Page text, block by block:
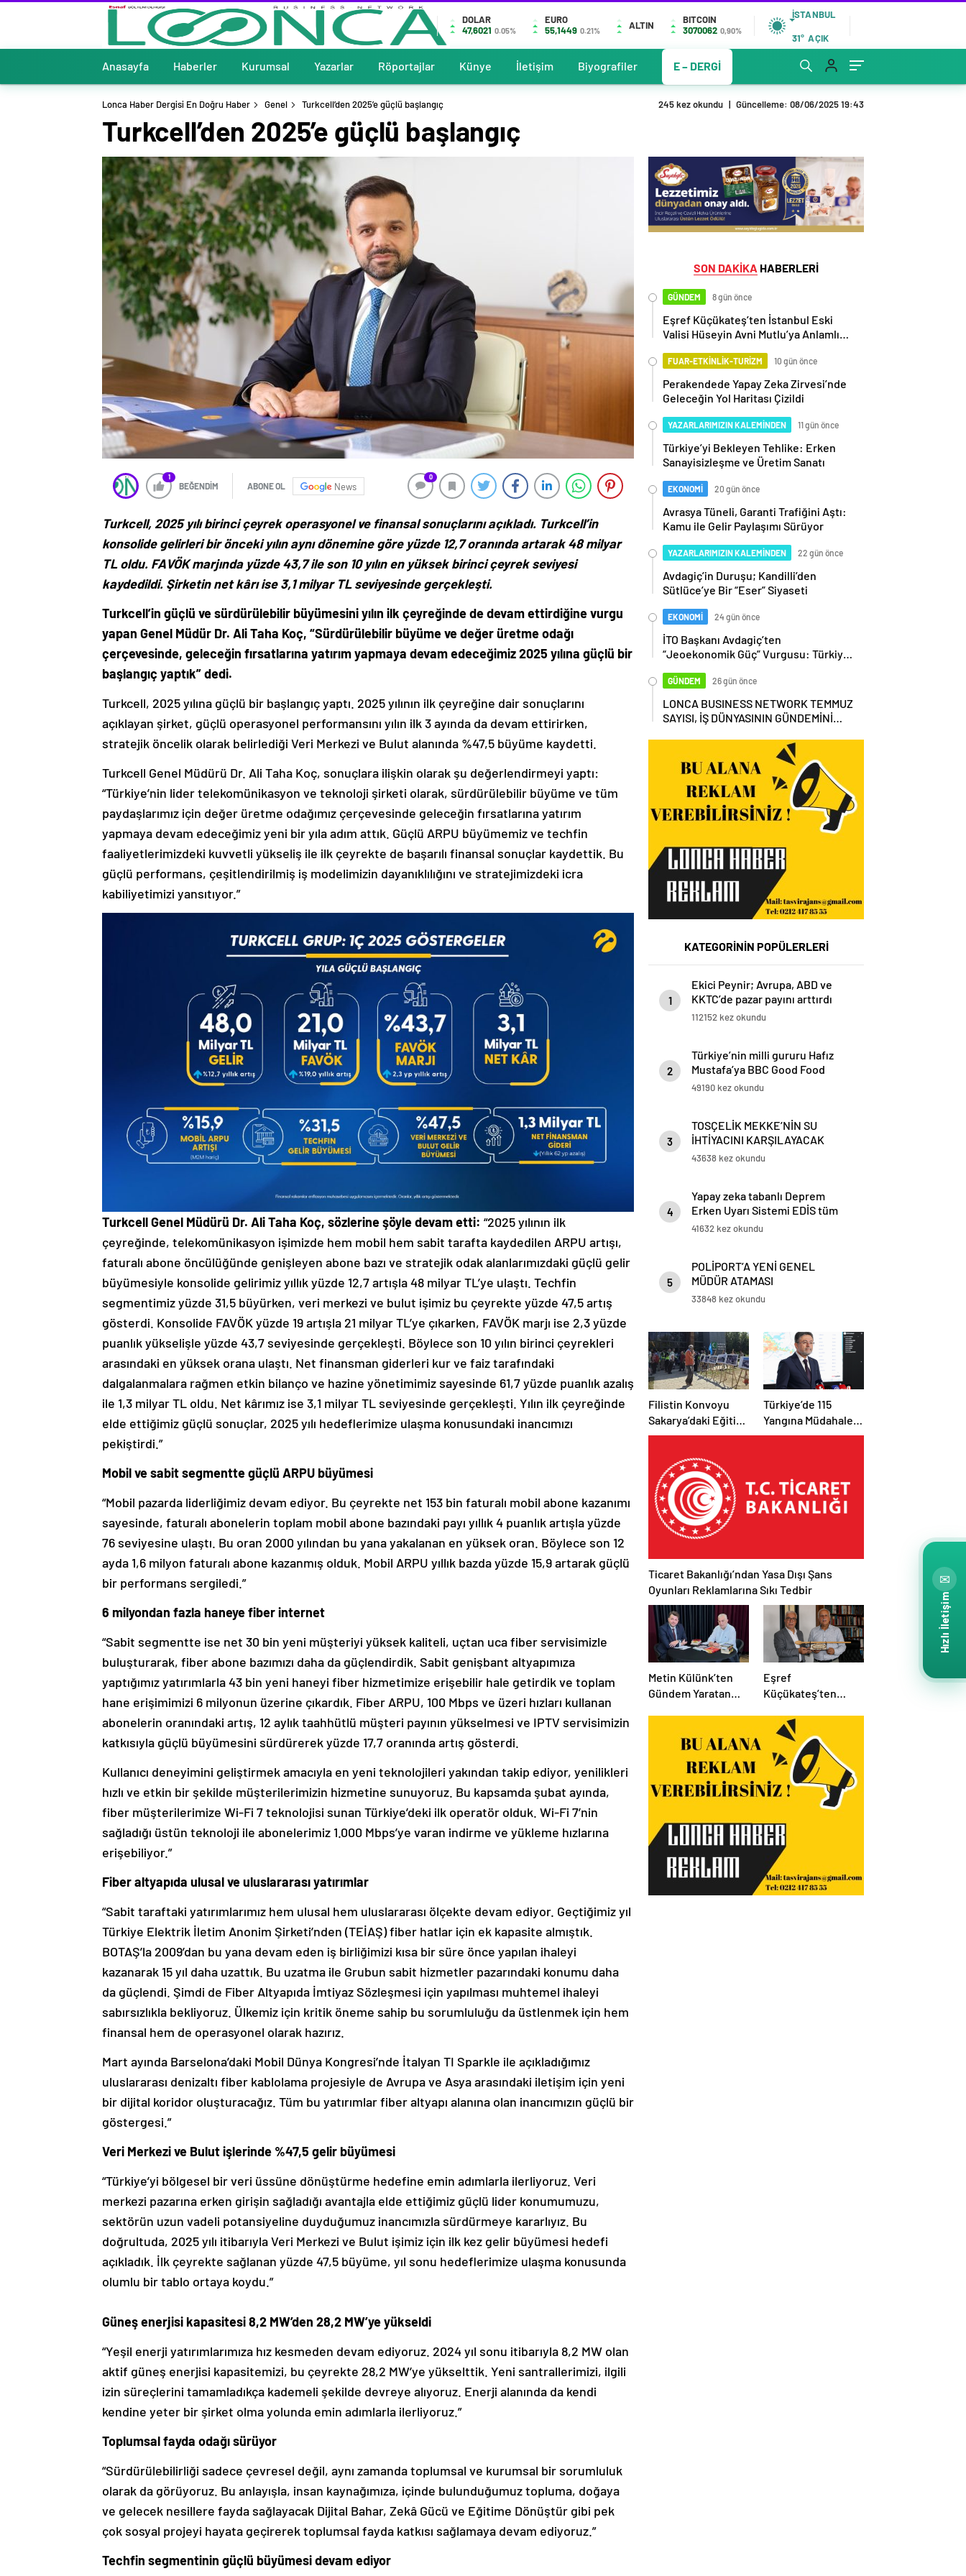
DOLAR
47,6021 0.05%
EURO
55,1449 0.21% ALTIN
BITCOIN
3070062 0,90%
İSTANBUL
31° AÇIK
Anasayfa Haberler Kurumsal Yazarlar Röportajlar Künye İletişim Biyografiler E – DERGİ
Lonca Haber Dergisi En Doğru Haber Genel Turkcell’den 2025’e güçlü başlangıç 245 kez okundu | Güncelleme: 08/06/2025 19:43
Turkcell’den 2025’e güçlü başlangıç
1
BEĞENDİM ABONE OL News
0
Turkcell, 2025 yılı birinci çeyrek operasyonel ve finansal sonuçlarını açıkladı. Turkcell’in
konsolide gelirleri bir önceki yılın aynı dönemine göre yüzde 12,7 oranında artarak 48 milyar
TL oldu. FAVÖK marjında yüzde 43,7 ile son 10 yılın en yüksek birinci çeyrek seviyesi
kaydedildi. Şirketin net kârı ise 3,1 milyar TL seviyesinde gerçekleşti.
Turkcell’in güçlü ve sürdürülebilir büyümesini yılın ilk çeyreğinde de devam ettirdiğine vurgu
yapan Genel Müdür Dr. Ali Taha Koç, “Sürdürülebilir büyüme ve değer üretme odağı
çerçevesinde, geleceğin fırsatlarına yatırım yapmaya devam edeceğimiz 2025 yılına güçlü bir
başlangıç yaptık” dedi.
Turkcell, 2025 yılına güçlü bir başlangıç yaptı. 2025 yılının ilk çeyreğine dair sonuçlarını
açıklayan şirket, güçlü operasyonel performansını yılın ilk 3 ayında da devam ettirirken,
stratejik öncelik olarak belirlediği Veri Merkezi ve Bulut alanında %47,5 büyüme kaydetti.
Turkcell Genel Müdürü Dr. Ali Taha Koç, sonuçlara ilişkin olarak şu değerlendirmeyi yaptı:
“Türkiye’nin lider telekomünikasyon ve teknoloji şirketi olarak, sürdürülebilir büyüme ve tüm
paydaşlarımız için değer üretme odağımız çerçevesinde geleceğin fırsatlarına yatırım
yapmaya devam edeceğimiz yeni bir yıla adım attık. Güçlü ARPU büyümemiz ve techfin
faaliyetlerimizdeki kuvvetli yükseliş ile ilk çeyrekte de başarılı finansal sonuçlar kaydettik. Bu
güçlü performans, çeşitlendirilmiş iş modelimizin dayanıklılığını ve stratejimizdeki icra
kabiliyetimizi yansıtıyor.”
Turkcell Genel Müdürü Dr. Ali Taha Koç, sözlerine şöyle devam etti: “2025 yılının ilk
çeyreğinde, telekomünikasyon işimizde hem mobil hem sabit tarafta kaydedilen ARPU artışı,
faturalı abone öncülüğünde genişleyen abone bazı ve stratejik odak alanlarımızdaki güçlü gelir
büyümesiyle konsolide gelirimiz yıllık yüzde 12,7 artışla 48 milyar TL’ye ulaştı. Techfin
segmentimiz yüzde 31,5 büyürken, veri merkezi ve bulut işimiz bu çeyrekte yüzde 47,5 artış
gösterdi. Konsolide FAVÖK yüzde 19 artışla 21 milyar TL’ye çıkarken, FAVÖK marjı ise 2,3 yüzde
puanlık yükselişle yüzde 43,7 seviyesinde gerçekleşti. Böylece son 10 yılın birinci çeyrekleri
arasındaki en yüksek orana ulaştı. Net finansman giderleri kur ve faiz tarafındaki
dalgalanmalara rağmen etkin bilanço ve hazine yönetimimiz sayesinde 61,7 yüzde puanlık azalış
ile 1,3 milyar TL oldu. Net kârımız ise 3,1 milyar TL seviyesinde gerçekleşti. Yılın ilk çeyreğinde
elde ettiğimiz güçlü sonuçlar, 2025 yılı hedeflerimize ulaşma konusundaki inancımızı
pekiştirdi.”
Mobil ve sabit segmentte güçlü ARPU büyümesi
“Mobil pazarda liderliğimiz devam ediyor. Bu çeyrekte net 153 bin faturalı mobil abone kazanımı
sayesinde, faturalı abonelerin toplam mobil abone bazındaki payı yıllık 4 puanlık artışla yüzde
76 seviyesine ulaştı. Bu oran 2000 yılından bu yana yakalanan en yüksek oran. Böylece son 12
ayda 1,6 milyon faturalı abone kazanmış olduk. Mobil ARPU yıllık bazda yüzde 15,9 artarak güçlü
bir performans sergiledi.”
6 milyondan fazla haneye fiber internet
“Sabit segmentte ise net 30 bin yeni müşteriyi yüksek kaliteli, uçtan uca fiber servisimizle
buluşturarak, fiber abone bazımızı daha da güçlendirdik. Sabit genişbant altyapımıza
yaptığımız yatırımlarla 43 bin yeni haneyi fiber hizmetimize erişebilir hale getirdik ve toplam
hane erişimimizi 6 milyonun üzerine çıkardık. Fiber ARPU, 100 Mbps ve üzeri hızları kullanan
abonelerin oranındaki artış, 12 aylık taahhütlü müşteri payının yükselmesi ve IPTV servisimizin
katkısıyla güçlü büyümesini sürdürerek yüzde 17,7 oranında artış gösterdi.
Kullanıcı deneyimini geliştirmek amacıyla en yeni teknolojileri yakından takip ediyor, yenilikleri
hızlı ve etkin bir şekilde müşterilerimizin hizmetine sunuyoruz. Bu kapsamda şubat ayında,
fiber müşterilerimize Wi-Fi 7 teknolojisi sunan Türkiye’deki ilk operatör olduk. Wi-Fi 7’nin
sağladığı üstün teknoloji ile abonelerimiz 1.000 Mbps’ye varan indirme ve yükleme hızlarına
erişebiliyor.”
Fiber altyapıda ulusal ve uluslararası yatırımlar
“Sabit taraftaki yatırımlarımız hem ulusal hem uluslararası ölçekte devam ediyor. Geçtiğimiz yıl
Türkiye Elektrik İletim Anonim Şirketi’nden (TEİAŞ) fiber hatlar için ek kapasite almıştık.
BOTAŞ’la 2009’dan bu yana devam eden iş birliğimizi kısa bir süre önce yapılan ihaleyi
kazanarak 15 yıl daha uzattık. Bu uzatma ile Grubun sabit hizmetler pazarındaki konumu daha
da güçlendi. Şimdi de Fiber Altyapıda İmtiyaz Sözleşmesi için yapılması muhtemel ihaleyi
sabırsızlıkla bekliyoruz. Ülkemiz için kritik öneme sahip bu sorumluluğu da üstlenmek için hem
finansal hem de operasyonel olarak hazırız.
Mart ayında Barselona’daki Mobil Dünya Kongresi’nde İtalyan TI Sparkle ile açıkladığımız
uluslararası denizaltı fiber kablolama projesiyle de Avrupa ve Asya arasındaki iletişim için yeni
bir dijital koridor oluşturacağız. Tüm bu yatırımlar fiber altyapı alanına olan inancımızın güçlü bir
göstergesi.”
Veri Merkezi ve Bulut işlerinde %47,5 gelir büyümesi
“Türkiye’yi bölgesel bir veri üssüne dönüştürme hedefine emin adımlarla ilerliyoruz. Veri
merkezi pazarına erken girişin sağladığı avantajla elde ettiğimiz güçlü lider konumumuzu,
sektörün uzun vadeli potansiyeline duyduğumuz inancımızla sürdürmeye kararlıyız. Bu
doğrultuda, 2025 yılı itibarıyla Veri Merkezi ve Bulut işimiz için ilk kez gelir büyümesi hedefi
açıkladık. İlk çeyrekte sağlanan yüzde 47,5 büyüme, yıl sonu hedeflerimize ulaşma konusunda
olumlu bir tablo ortaya koydu.”
Güneş enerjisi kapasitesi 8,2 MW’den 28,2 MW’ye yükseldi
“Yeşil enerji yatırımlarımıza hız kesmeden devam ediyoruz. 2024 yıl sonu itibarıyla 8,2 MW olan
aktif güneş enerjisi kapasitemizi, bu çeyrekte 28,2 MW’ye yükselttik. Yeni santrallerimizi, ilgili
izin süreçlerini tamamladıkça kademeli şekilde devreye alıyoruz. Enerji alanında da kendi
kendine yeter bir şirket olma yolunda emin adımlarla ilerliyoruz.”
Toplumsal fayda odağı sürüyor
“Sürdürülebilirliği sadece çevresel değil, aynı zamanda toplumsal ve kurumsal bir sorumluluk
olarak da görüyoruz. Bu anlayışla, insan kaynağımıza, içinde bulunduğumuz topluma, doğaya
ve gelecek nesillere fayda sağlayacak Dijital Bahar, Zekâ Gücü ve Eğitime Dönüştür gibi pek
çok sosyal projeyi hayata geçirerek toplumsal fayda katkısı sağlamaya devam ediyoruz.”
Techfin segmentinin güçlü büyümesi devam ediyor
SON DAKİKA HABERLERİ
GÜNDEM 8 gün önce
Eşref Küçükateş’ten İstanbul Eski
Valisi Hüseyin Avni Mutlu’ya Anlamlı
FUAR-ETKİNLİK-TURİZM 10 gün önce
Perakendede Yapay Zeka Zirvesi’nde
Geleceğin Yol Haritası Çizildi
YAZARLARIMIZIN KALEMİNDEN 11 gün önce
Türkiye’yi Bekleyen Tehlike: Erken
Sanayisizleşme ve Üretim Sanatı
EKONOMİ 20 gün önce
Avrasya Tüneli, Garanti Trafiğini Aştı:
Kamu ile Gelir Paylaşımı Sürüyor
YAZARLARIMIZIN KALEMİNDEN 22 gün önce
Avdagiç’in Duruşu; Kandilli’den
Sütlüce’ye Bir “Eser” Siyaseti
EKONOMİ 24 gün önce
İTO Başkanı Avdagiç’ten
“Jeoekonomik Güç” Vurgusu: Türkiye,
Olmalı
GÜNDEM 26 gün önce
LONCA BUSINESS NETWORK TEMMUZ
SAYISI, İŞ DÜNYASININ GÜNDEMİNİ
KATEGORİNİN POPÜLERLERİ
1
Ekici Peynir; Avrupa, ABD ve
KKTC’de pazar payını arttırdı
112152 kez okundu
2
Türkiye’nin milli gururu Hafız
Mustafa’ya BBC Good Food
ödülü
49190 kez okundu
3
TOSÇELİK MEKKE’NİN SU
İHTİYACINI KARŞILAYACAK
PROJESİ’NİN BORU TEDARİKİNİ
43638 kez okundu
4
Yapay zeka tabanlı Deprem
Erken Uyarı Sistemi EDİS tüm
Marmara’da kullanılmaya
41632 kez okundu
5
POLİPORT’A YENİ GENEL
MÜDÜR ATAMASI
33848 kez okundu
Filistin Konvoyu
Sakarya’daki Eğitim
Kampını
Etabı Başlıyor
Türkiye’de 115
Yangına Müdahale
Edildi: 110’u Kontrol
Ticaret Bakanlığı’ndan Yasa Dışı Şans
Oyunları Reklamlarına Sıkı Tedbir
Metin Külünk’ten
Gündem Yaratan
Siyasete İlişkin
Mesajlar
Eşref
Küçükateş’ten
Hüseyin Avni
Mutlu’ya Anlamlı
Ziyaret
✉
Hızlı İletişim